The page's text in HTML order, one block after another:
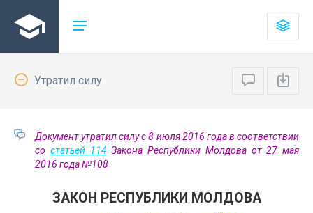
Утратил силу
Документ утратил силу с 8 июля 2016 года в соответствии
со статьей 114Закона Республики Молдова от 27 мая
2016 года №108
ЗАКОН РЕСПУБЛИКИ МОЛДОВА